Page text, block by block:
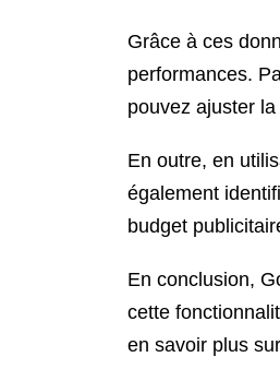
Grâce à ces
performances.
pouvez ajuster
En outre, en
également
budget
En conclusion,
cette
en savoir plus